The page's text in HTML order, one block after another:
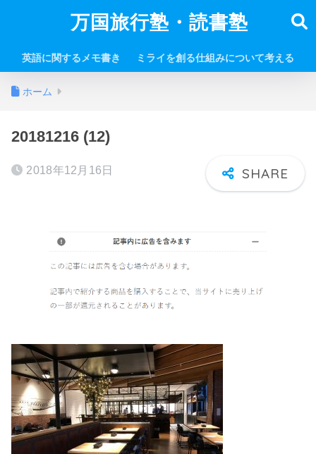
万国旅行塾・読書塾
英語に関するメモ書き ミライを創る仕組みについて考える
ホーム
20181216 (12)
2018年12月16日